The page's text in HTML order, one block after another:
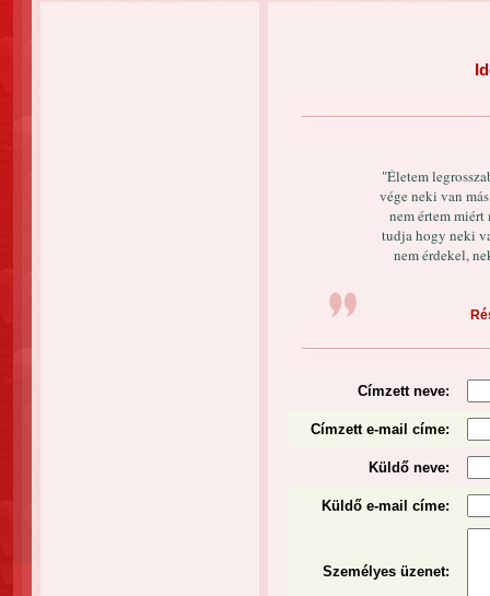
"Életem
vége neki van
nem értem
tudja hogy neki
nem érdekel,
Címzett neve:
Címzett e-mail címe:
Küldő neve:
Küldő e-mail címe:
Személyes üzenet: